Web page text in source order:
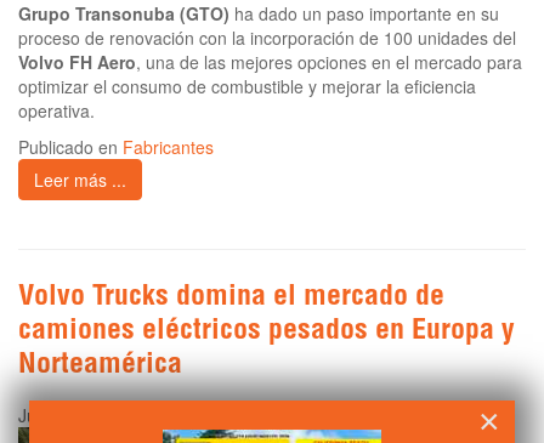
Grupo Transonuba (GTO) ha dado un paso importante en su
proceso de renovación con la incorporación de 100 unidades del
Volvo FH Aero, una de las mejores opciones en el mercado para
optimizar el consumo de combustible y mejorar la eficiencia
operativa.
Publicado en Fabricantes
Leer más ...
Volvo Trucks domina el mercado de
camiones eléctricos pesados en Europa y
Norteamérica
Jueves, 06 Marzo 2025 00:01 ×